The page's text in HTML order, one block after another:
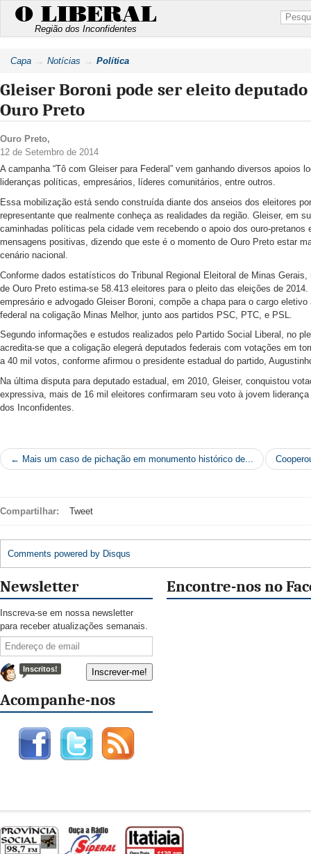
O LIBERAL
Região dos Inconfidentes
Capa Notícias Política
Gleiser Boroni pode ser eleito
Ouro Preto
Ouro Preto,
12 de Setembro de 2014
A campanha “Tô com Gleiser para Federal” vem ganhando diversos apoios
lideranças políticas, empresários, líderes comunitários, entre outros.
Essa mobilização está sendo construída diante dos anseios dos eleitores
representante que realmente conheça as realidades da região. Gleiser, em
caminhadas políticas pela cidade vem recebendo o apoio dos ouro-pretanos
mensagens positivas, dizendo que este é o momento de Ouro Preto estar
cenário nacional.
Conforme dados estatísticos do Tribunal Regional Eleitoral de Minas Gerais,
de Ouro Preto estima-se 58.413 eleitores para o pleito das eleições de 2014.
empresário e advogado Gleiser Boroni, compõe a chapa para o cargo eletivo
federal na coligação Minas Melhor, junto aos partidos PSC, PTC, e PSL.
Segundo informações e estudos realizados pelo Partido Social Liberal, no
acredita-se que a coligação elegerá deputados federais com votações em
a 40 mil votos, conforme afirmou o presidente estadual do partido,
Na última disputa para deputado estadual, em 2010, Gleiser, conquistou
expressiva, mais de 16 mil eleitores confirmaram seu voto à jovem liderança
dos Inconfidentes.
← Mais um caso de pichação em monumento histórico de...
Compartilhar: Tweet
Comments powered by Disqus
Newsletter
Inscreva-se em nossa newsletter
para receber atualizações semanais.
Inscritos!
Acompanhe-nos
Encontre-nos no